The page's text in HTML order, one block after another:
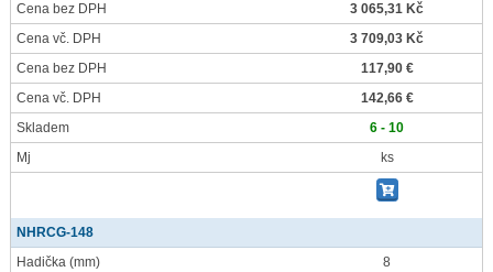
Cena bez DPH
3 065,31 Kč
Cena vč. DPH
3 709,03 Kč
Cena bez DPH
117,90 €
Cena vč. DPH
142,66 €
Skladem
6 - 10
Mj
ks
NHRCG-148
Hadička (mm)
8